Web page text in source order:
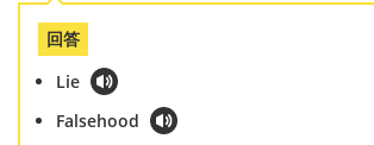
回答
Lie
Falsehood